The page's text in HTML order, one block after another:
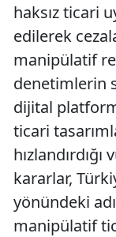
haksız ticari
edilerek
manipülatif
denetimlerin
dijital
ticari
kararlar,
yönündeki
manipülatif